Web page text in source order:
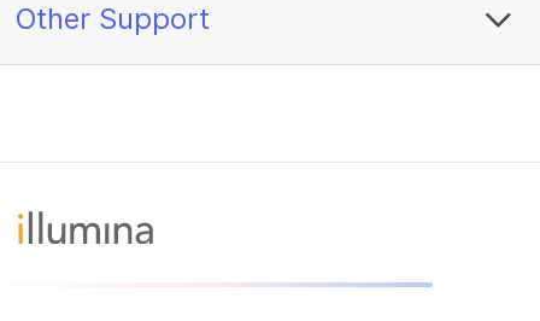
Other Support